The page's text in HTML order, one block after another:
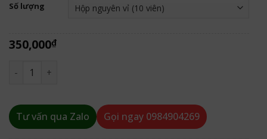
Số lượng
350,000₫
Ngựa Thái chính hãng - Cương cứng và kéo dài thời gian
Tư vấn qua Zalo Gọi ngay 0984904269